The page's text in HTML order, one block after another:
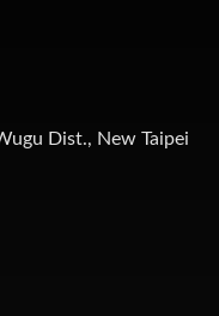
Dist., New Taipei